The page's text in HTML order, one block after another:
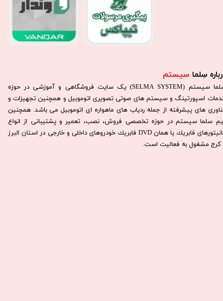
سِلما سیستم​​​​​​​
سِلما سيستم (SELMA SYSTEM) یک سایت فروشگاهی و آموزشی در حوزه
اسپورتینگ و سیستم های صوتی تصویری اتوموبیل و همچنین تجهیزات و
های پیشرفته از جمله ردیاب های ماهواره ای اتوموبیل می باشد. همچنين
سلما سيستم در حوزه تخصصی فروش، نصب، تعمير و پشتيبانی از انواع
مانيتورهای فابريك يا همان DVD فابريك خودروهای داخلی و خارجی در استان البرز
كرج مشغول به فعاليت است.​​​​​​​